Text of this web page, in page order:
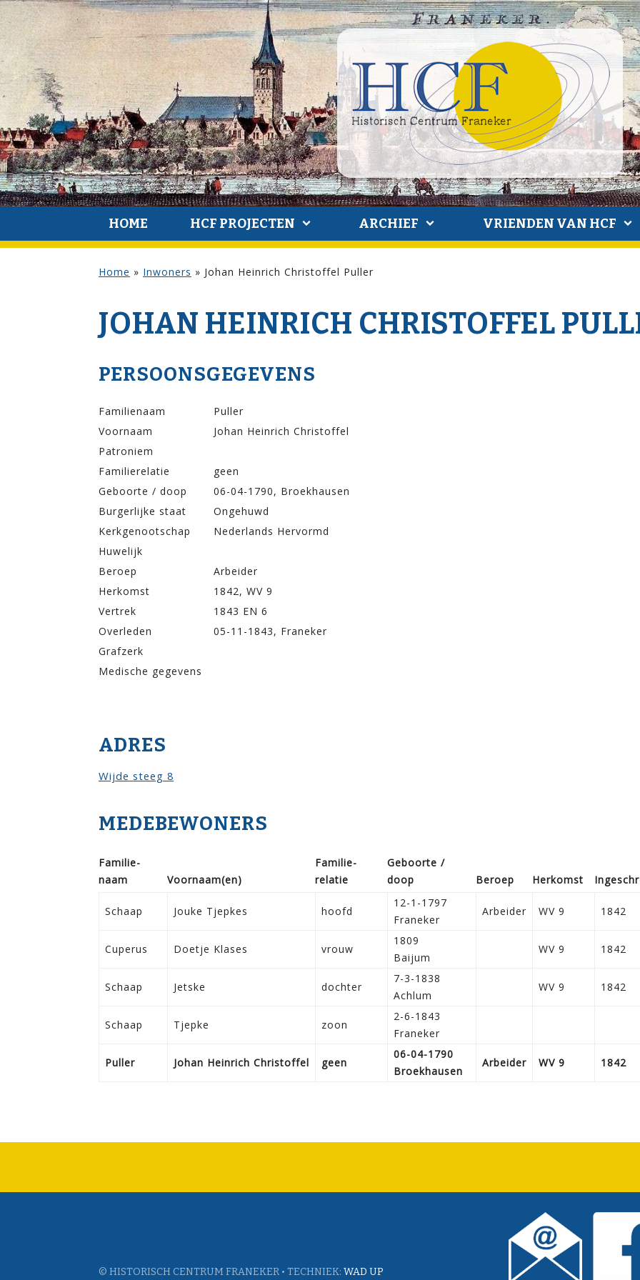
HOME HCF PROJECTEN ARCHIEF VRIENDEN VAN HCF
Home » Inwoners » Johan Heinrich Christoffel Puller
JOHAN HEINRICH CHRISTOFFEL
PERSOONSGEGEVENS
Familienaam
Puller
Voornaam
Johan Heinrich Christoffel
Patroniem
Familierelatie
geen
Geboorte / doop
06-04-1790, Broekhausen
Burgerlijke staat
Ongehuwd
Kerkgenootschap
Nederlands Hervormd
Huwelijk
Beroep
Arbeider
Herkomst
1842, WV 9
Vertrek
1843 EN 6
Overleden
05-11-1843, Franeker
Grafzerk
Medische gegevens
ADRES
Wijde steeg 8
MEDEBEWONERS
Familie­
naam
Voor­naam(en)
Familie­
relatie
Geboorte /
doop
Beroep Herkomst
Schaap Jouke Tjepkes hoofd
12-1-1797
Franeker
Arbeider WV 9 1842
Cuperus Doetje Klases vrouw
1809
Baijum
WV 9 1842
Schaap Jetske dochter
7-3-1838
Achlum
WV 9 1842
Schaap Tjepke zoon
2-6-1843
Franeker
Puller Johan Heinrich Christoffel geen
06-04-1790
Broekhausen
Arbeider WV 9 1842
© HISTORISCH CENTRUM FRANEKER • TECHNIEK: WAD UP